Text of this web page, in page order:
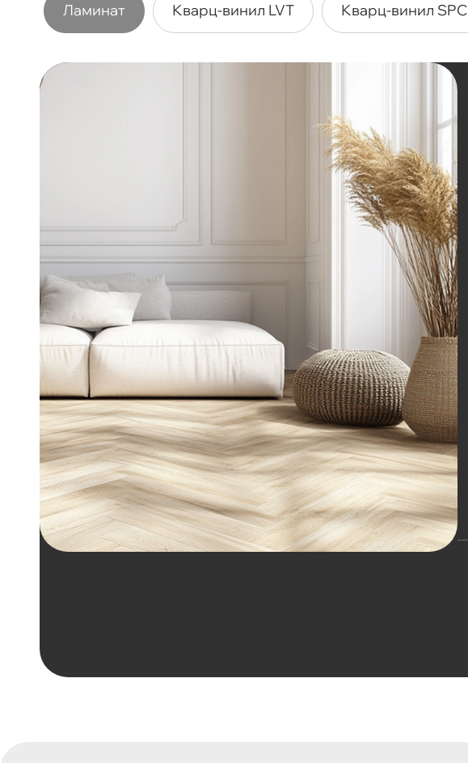
Ламинат Кварц-винил LVT Кварц-винил SPC